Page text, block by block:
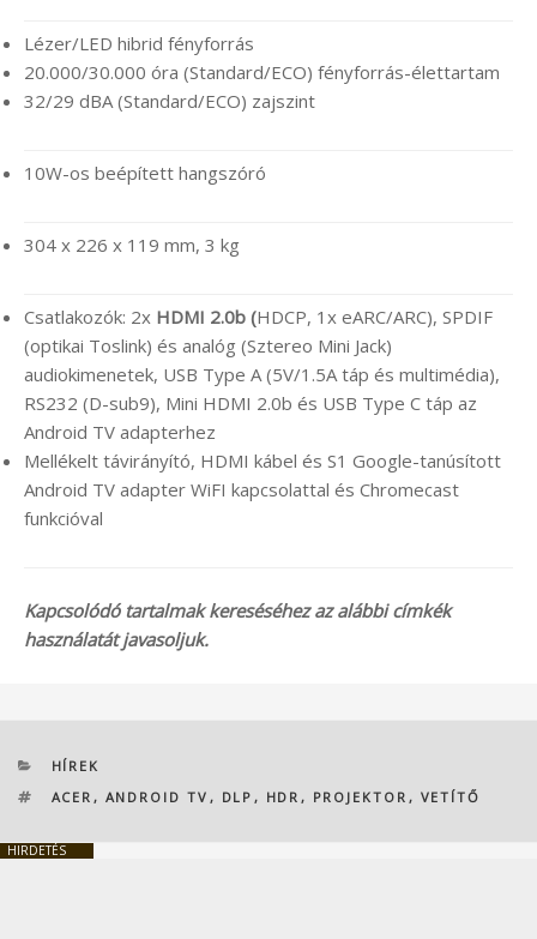
Lézer/LED hibrid fényforrás
20.000/30.000 óra (Standard/ECO) fényforrás-élettartam
32/29 dBA (Standard/ECO) zajszint
10W-os beépített hangszóró
304 x 226 x 119 mm, 3 kg
Csatlakozók: 2x HDMI 2.0b (HDCP, 1x eARC/ARC), SPDIF
(optikai Toslink) és analóg (Sztereo Mini Jack)
audiokimenetek, USB Type A (5V/1.5A táp és multimédia),
RS232 (D-sub9), Mini HDMI 2.0b és USB Type C táp az
Android TV adapterhez
Mellékelt távirányító, HDMI kábel és S1 Google-tanúsított
Android TV adapter WiFI kapcsolattal és Chromecast
funkcióval
Kapcsolódó tartalmak kereséséhez az alábbi címkék
használatát javasoljuk.
KATEGÓRIÁK
HÍREK
CÍMKÉK
ACER , ANDROID TV , DLP , HDR , PROJEKTOR , VETÍTŐ
HIRDETÉS